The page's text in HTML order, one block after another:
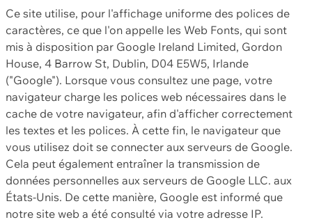
Ce site utilise, pour l'affichage uniforme des polices de
caractères, ce que l'on appelle les Web Fonts, qui sont
mis à disposition par Google Ireland Limited, Gordon
House, 4 Barrow St, Dublin, D04 E5W5, Irlande
("Google"). Lorsque vous consultez une page, votre
navigateur charge les polices web nécessaires dans le
cache de votre navigateur, afin d'afficher correctement
les textes et les polices. À cette fin, le navigateur que
vous utilisez doit se connecter aux serveurs de Google.
Cela peut également entraîner la transmission de
données personnelles aux serveurs de Google LLC. aux
États-Unis. De cette manière, Google est informé que
notre site web a été consulté via votre adresse IP.